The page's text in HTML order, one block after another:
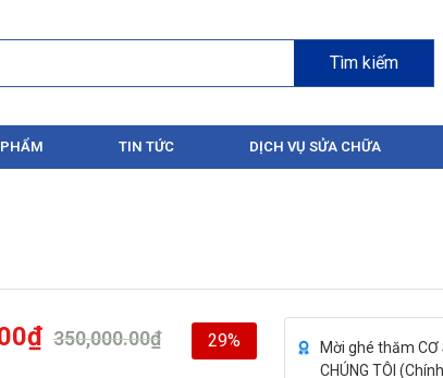
Tìm kiếm
TIN TỨC DỊCH VỤ SỬA CHỮA
350,000.00₫
₫ 29%
Mời ghé thăm CƠ
CHÚNG TÔI (